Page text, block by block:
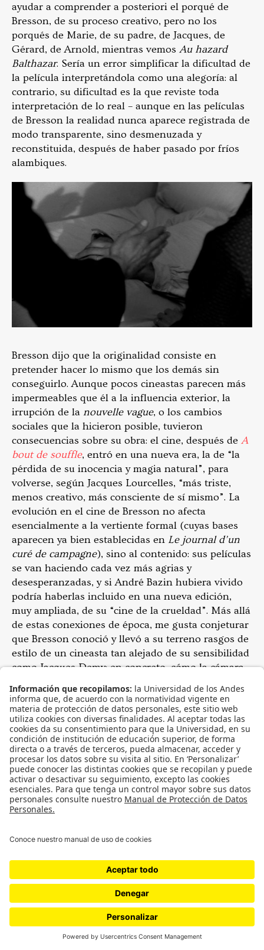
ayudar a comprender a posteriori el porqué de
Bresson, de su proceso creativo, pero no los
porqués de Marie, de su padre, de Jacques, de
Gérard, de Arnold, mientras vemos Au hazard
Balthazar. Sería un error simplificar la dificultad de
la película interpretándola como una alegoría: al
contrario, su dificultad es la que reviste toda
interpretación de lo real – aunque en las películas
de Bresson la realidad nunca aparece registrada de
modo transparente, sino desmenuzada y
reconstituida, después de haber pasado por fríos
alambiques.
Bresson dijo que la originalidad consiste en
pretender hacer lo mismo que los demás sin
conseguirlo. Aunque pocos cineastas parecen más
impermeables que él a la influencia exterior, la
irrupción de la nouvelle vague, o los cambios
sociales que la hicieron posible, tuvieron
consecuencias sobre su obra: el cine, después de A
bout de souffle, entró en una nueva era, la de “la
pérdida de su inocencia y magia natural”, para
volverse, según Jacques Lourcelles, “más triste,
menos creativo, más consciente de sí mismo”. La
evolución en el cine de Bresson no afecta
esencialmente a la vertiente formal (cuyas bases
aparecen ya bien establecidas en Le journal d’un
curé de campagne), sino al contenido: sus películas
se van haciendo cada vez más agrias y
desesperanzadas, y si André Bazin hubiera vivido
podría haberlas incluido en una nueva edición,
muy ampliada, de su “cine de la crueldad”. Más allá
de estas conexiones de época, me gusta conjeturar
que Bresson conoció y llevó a su terreno rasgos de
estilo de un cineasta tan alejado de su sensibilidad
como Jacques Demy: en concreto, cómo la cámara
de los personajes; y también la repetición de
breves ráfagas musicales a lo largo de la película
(por ejemplo, el andante de la séptima sinfonía de
Beethoven enLola), un recurso que tomaría
también Godard.